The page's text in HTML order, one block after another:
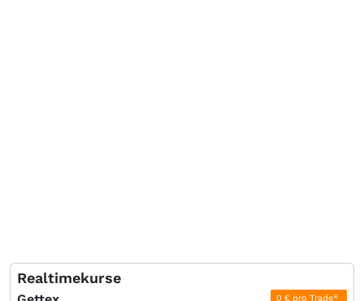
Realtimekurse
0 € pro Trade*